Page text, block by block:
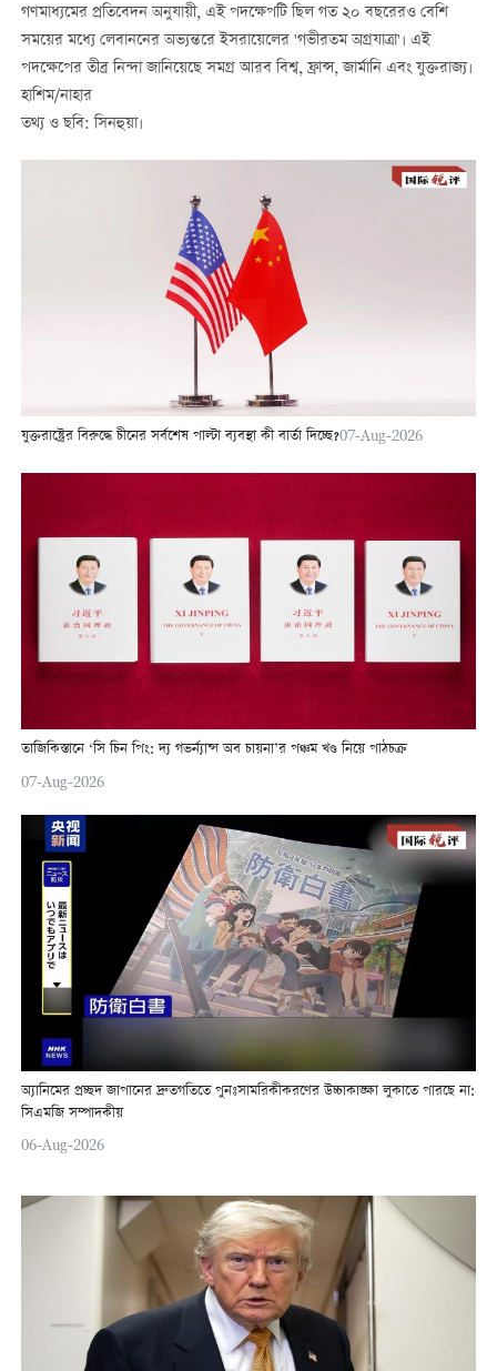
গণমাধ্যমের প্রতিবেদন অনুযায়ী, এই পদক্ষেপটি ছিল গত ২০ বছরেরও বেশি
সময়ের মধ্যে লেবাননের অভ্যন্তরে ইসরায়েলের 'গভীরতম অগ্রযাত্রা'। এই
পদক্ষেপের তীব্র নিন্দা জানিয়েছে সমগ্র আরব বিশ্ব, ফ্রান্স, জার্মানি এবং যুক্তরাজ্য।
হাশিম/নাহার
তথ্য ও ছবি: সিনহুয়া।
যুক্তরাষ্ট্রের বিরুদ্ধে চীনের সর্বশেষ পাল্টা ব্যবস্থা কী বার্তা দিচ্ছে?07-Aug-2026
তাজিকিস্তানে ‘সি চিন পিং: দ্য গভর্ন্যান্স অব চায়না’র পঞ্চম খণ্ড নিয়ে পাঠচক্র
07-Aug-2026
অ্যানিমের প্রচ্ছদ জাপানের দ্রুতগতিতে পুনঃসামরিকীকরণের উচ্চাকাঙ্ক্ষা লুকাতে পারছে না:
সিএমজি সম্পাদকীয়
06-Aug-2026